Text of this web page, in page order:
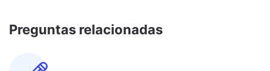
Preguntas relacionadas